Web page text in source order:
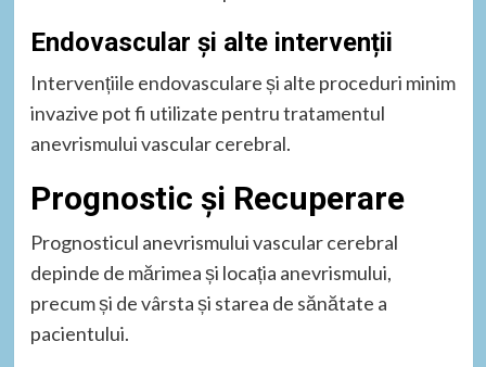
Endovascular și alte intervenții
Intervențiile endovasculare și alte proceduri minim
invazive pot fi utilizate pentru tratamentul
anevrismului vascular cerebral.
Prognostic și Recuperare
Prognosticul anevrismului vascular cerebral
depinde de mărimea și locația anevrismului,
precum și de vârsta și starea de sănătate a
pacientului.